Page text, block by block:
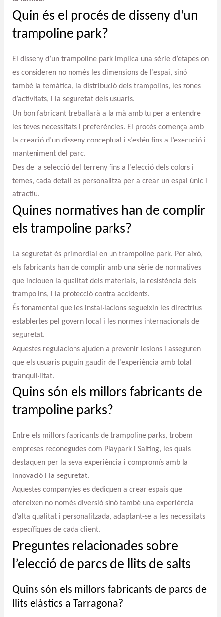
Quin és el procés de disseny d’un
trampoline park?
El disseny d’un trampoline park implica una sèrie d’etapes on
es consideren no només les dimensions de l’espai, sinó
també la temàtica, la distribució dels trampolins, les zones
d’activitats, i la seguretat dels usuaris.
Un bon fabricant treballarà a la mà amb tu per a entendre
les teves necessitats i preferències. El procés comença amb
la creació d’un disseny conceptual i s’estén fins a l’execució i
manteniment del parc.
Des de la selecció del terreny fins a l’elecció dels colors i
temes, cada detall es personalitza per a crear un espai únic i
atractiu.
Quines normatives han de complir
els trampoline parks?
La seguretat és primordial en un trampoline park. Per això,
els fabricants han de complir amb una sèrie de normatives
que inclouen la qualitat dels materials, la resistència dels
trampolins, i la protecció contra accidents.
És fonamental que les instal·lacions segueixin les directrius
establertes pel govern local i les normes internacionals de
seguretat.
Aquestes regulacions ajuden a prevenir lesions i asseguren
que els usuaris puguin gaudir de l’experiència amb total
tranquil·litat.
Quins són els millors fabricants de
trampoline parks?
Entre els millors fabricants de trampoline parks, trobem
empreses reconegudes com Playpark i Salting, les quals
destaquen per la seva experiència i compromís amb la
innovació i la seguretat.
Aquestes companyies es dediquen a crear espais que
ofereixen no només diversió sinó també una experiència
d’alta qualitat i personalitzada, adaptant-se a les necessitats
específiques de cada client.
Preguntes relacionades sobre
l’elecció de parcs de llits de salts
Quins són els millors fabricants de parcs de
llits elàstics a Tarragona?